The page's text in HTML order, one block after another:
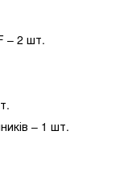
– 2 шт.
– 1 шт.